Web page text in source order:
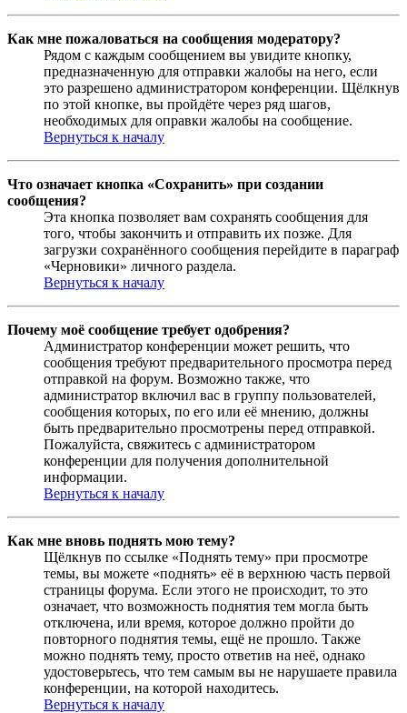
Как мне пожаловаться на сообщения модератору?
Рядом с каждым сообщением вы увидите кнопку,
предназначенную для отправки жалобы на него, если
это разрешено администратором конференции. Щёлкнув
по этой кнопке, вы пройдёте через ряд шагов,
необходимых для оправки жалобы на сообщение.
Вернуться к началу
Что означает кнопка «Сохранить» при создании
сообщения?
Эта кнопка позволяет вам сохранять сообщения для
того, чтобы закончить и отправить их позже. Для
загрузки сохранённого сообщения перейдите в параграф
«Черновики» личного раздела.
Вернуться к началу
Почему моё сообщение требует одобрения?
Администратор конференции может решить, что
сообщения требуют предварительного просмотра перед
отправкой на форум. Возможно также, что
администратор включил вас в группу пользователей,
сообщения которых, по его или её мнению, должны
быть предварительно просмотрены перед отправкой.
Пожалуйста, свяжитесь с администратором
конференции для получения дополнительной
информации.
Вернуться к началу
Как мне вновь поднять мою тему?
Щёлкнув по ссылке «Поднять тему» при просмотре
темы, вы можете «поднять» её в верхнюю часть первой
страницы форума. Если этого не происходит, то это
означает, что возможность поднятия тем могла быть
отключена, или время, которое должно пройти до
повторного поднятия темы, ещё не прошло. Также
можно поднять тему, просто ответив на неё, однако
удостоверьтесь, что тем самым вы не нарушаете правила
конференции, на которой находитесь.
Вернуться к началу